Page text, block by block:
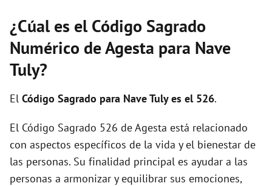
V
i
d
e
o
¿Cúal es el Código Sagrado
Numérico de Agesta para Nave
Tuly?
El Código Sagrado para Nave Tuly es el 526.
El Código Sagrado 526 de Agesta está relacionado
con aspectos específicos de la vida y el bienestar de
las personas. Su finalidad principal es ayudar a las
personas a armonizar y equilibrar sus emociones,